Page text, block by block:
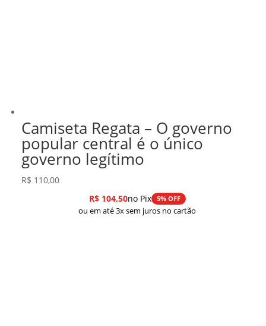
Camiseta Regata – O governo
popular central é o único
governo legítimo
R$ 110,00
R$104,50no Pix 5% OFF
ou em até 3x sem juros no cartão